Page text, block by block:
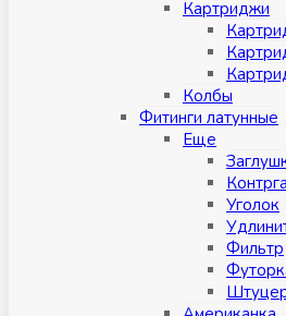
Картриджи
Колбы
Фитинги латунные
Eщe
Уголок
Фильтр